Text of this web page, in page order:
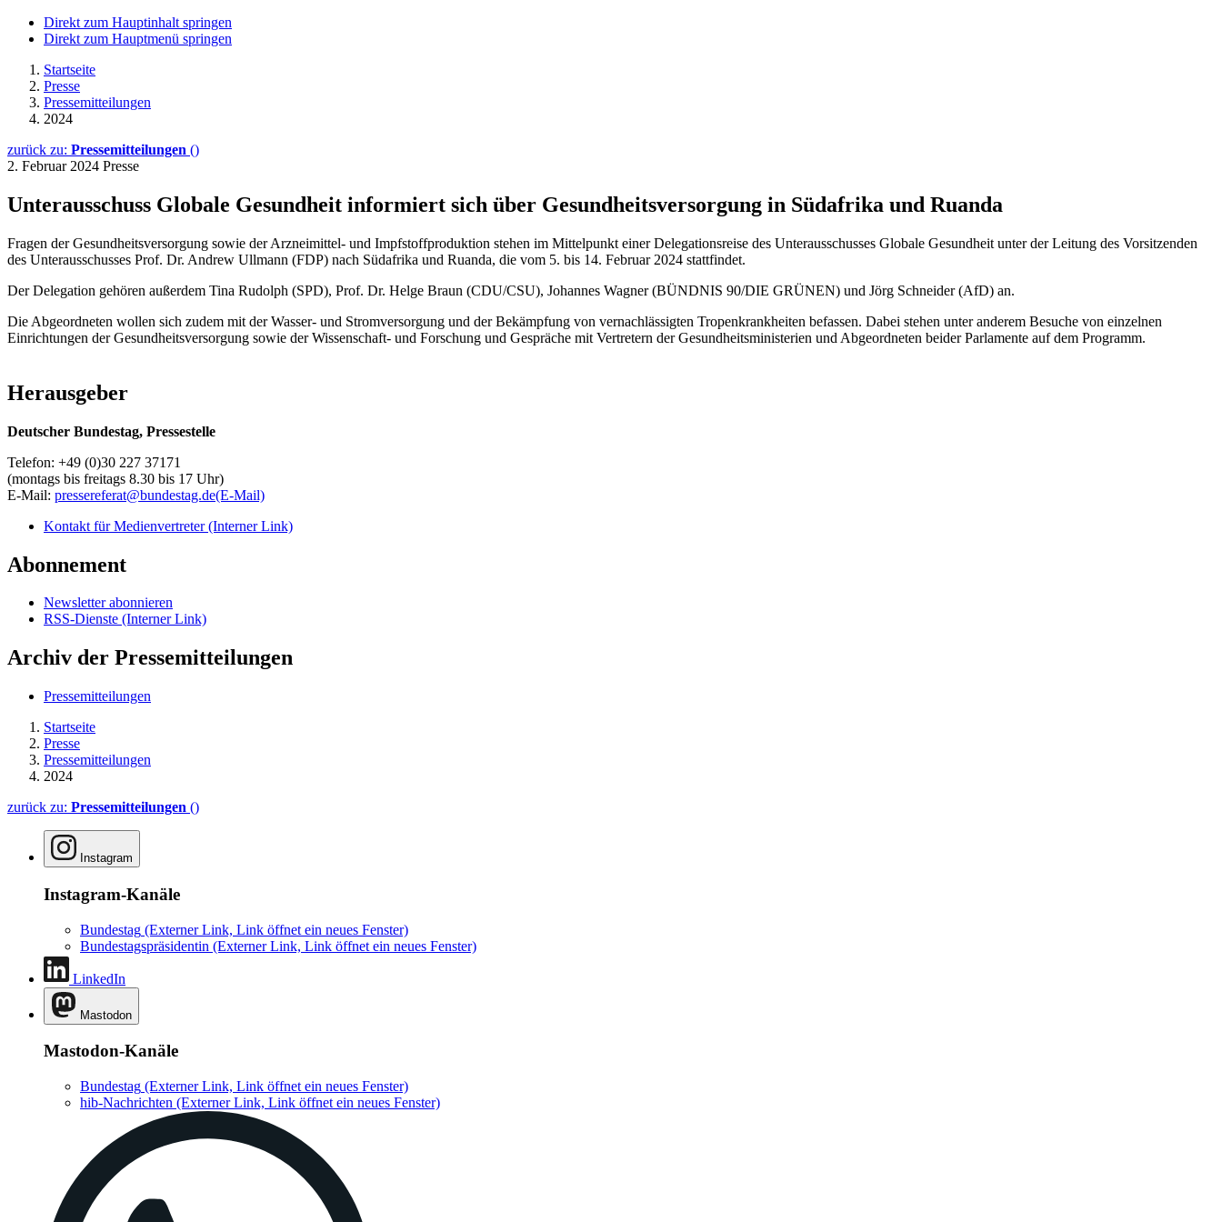
Direkt zum Hauptinhalt springen
Direkt zum Hauptmenü springen
Startseite
Presse
Pressemitteilungen
2024
zurück zu: Pressemitteilungen ()
2. Februar 2024 Presse
Unterausschuss Globale Gesundheit informiert sich über Gesundheitsversorgung in Südafrika und Ruanda
Fragen der Gesundheitsversorgung sowie der Arzneimittel- und Impfstoffproduktion stehen im Mittelpunkt einer Delegationsreise des Unterausschusses Globale Gesundheit unter der Leitung des Vorsitzenden
des Unterausschusses Prof. Dr. Andrew Ullmann (FDP) nach Südafrika und Ruanda, die vom 5. bis 14. Februar 2024 stattfindet.
Der Delegation gehören außerdem Tina Rudolph (SPD), Prof. Dr. Helge Braun (CDU/CSU), Johannes Wagner (BÜNDNIS 90/DIE GRÜNEN) und Jörg Schneider (AfD) an.
Die Abgeordneten wollen sich zudem mit der Wasser- und Stromversorgung und der Bekämpfung von vernachlässigten Tropenkrankheiten befassen. Dabei stehen unter anderem Besuche von einzelnen
Einrichtungen der Gesundheitsversorgung sowie der Wissenschaft- und Forschung und Gespräche mit Vertretern der Gesundheitsministerien und Abgeordneten beider Parlamente auf dem Programm.
Herausgeber
Deutscher Bundestag, Pressestelle
Telefon: +49 (0)30 227 37171
(montags bis freitags 8.30 bis 17 Uhr)
E-Mail: pressereferat@bundestag.de(E-Mail)
Kontakt für Medienvertreter(Interner Link)
Abonnement
Newsletter abonnieren
RSS-Dienste (Interner Link)
Archiv der Pressemitteilungen
Pressemitteilungen
Startseite
Presse
Pressemitteilungen
2024
zurück zu: Pressemitteilungen ()
Instagram
Instagram-Kanäle
Bundestag (Externer Link, Link öffnet ein neues Fenster)
Bundestagspräsidentin (Externer Link, Link öffnet ein neues Fenster)
LinkedIn
Mastodon
Mastodon-Kanäle
Bundestag (Externer Link, Link öffnet ein neues Fenster)
hib-Nachrichten (Externer Link, Link öffnet ein neues Fenster)